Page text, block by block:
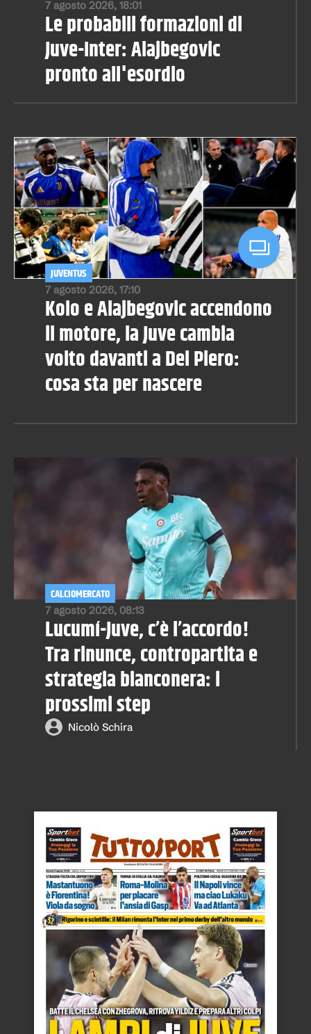
7 agosto 2026, 18:01
Le probabili formazioni di
Juve-Inter: Alajbegovic
pronto all'esordio
7 agosto 2026, 17:10
JUVENTUS
Kolo e Alajbegovic accendono
il motore, la Juve cambia
volto davanti a Del Piero:
cosa sta per nascere
7 agosto 2026, 08:13
CALCIOMERCATO
Lucumí-Juve, c’è l’accordo!
Tra rinunce, contropartita e
strategia bianconera: i
prossimi step
Nicolò Schira